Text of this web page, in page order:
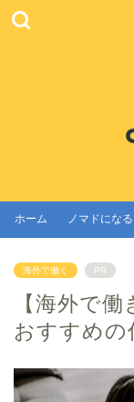
ホーム ノマドになる
海外で働く PR
【海外で
おすすめの